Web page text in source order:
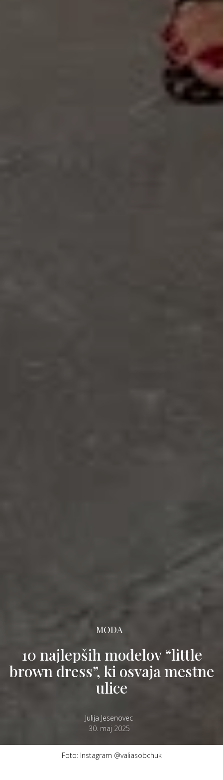
MODA
10 najlepših modelov “little
brown dress”, ki osvaja mestne
ulice
Julija Jesenovec
30. maj 2025
Foto: Instagram @valiasobchuk